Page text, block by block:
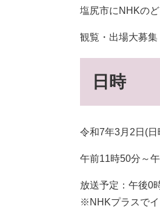
塩尻市にNHKの
観覧・出場大募
日時
令和7年3月2日(日
午前11時50分～
放送予定：午後0
※NHKプラスでイ